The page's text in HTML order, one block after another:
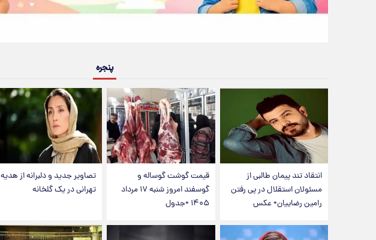
پنجره
انتقاد تند پیمان طالبی از
مسئولان استقلال در پی رفتن
رامین رضاییان+ عکس
قیمت گوشت گوساله و
گوسفند امروز شنبه ۱۷ مرداد
۱۴۰۵ +جدول
تصاویر جدید و دلبرانه از هدیه
تهرانی در یک گلخانه